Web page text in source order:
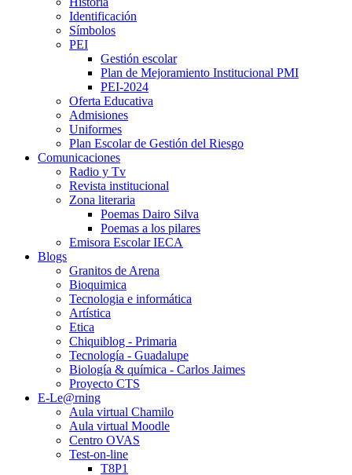
Identificación
Símbolos
PEI
Gestión escolar
Plan de Mejoramiento Institucional PMI
PEI-2024
Oferta Educativa
Admisiones
Uniformes
Plan Escolar de Gestión del Riesgo
Comunicaciones
Radio y Tv
Revista institucional
Zona literaria
Poemas Dairo Silva
Poemas a los pilares
Emisora Escolar IECA
Blogs
Granitos de Arena
Bioquimica
Tecnologia e informática
Artística
Etica
Chiquiblog - Primaria
Tecnología - Guadalupe
Biología & química - Carlos Jaimes
Proyecto CTS
E-Le@rning
Aula virtual Chamilo
Aula virtual Moodle
Centro OVAS
Test-on-line
T8P1